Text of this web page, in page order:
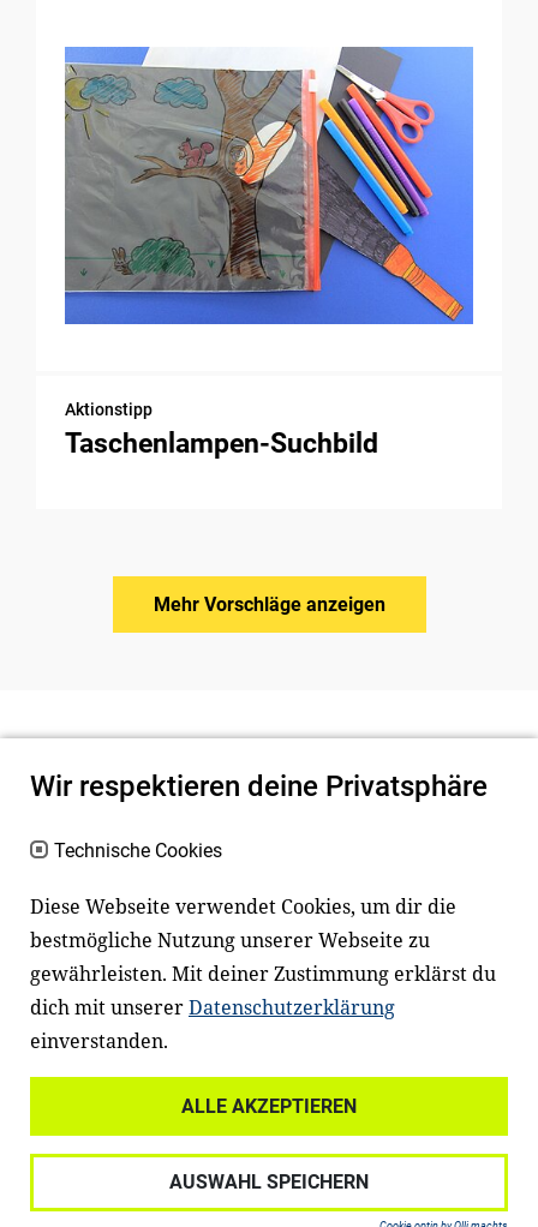
Aktionstipp
Taschenlampen-Suchbild
Mehr Vorschläge anzeigen
Newsletter Instagram
Facebook LinkedIn
Datenschutz
Haftungsausschluss
Impressum
Wir respektieren deine Privatsphäre
Technische Cookies
Diese Webseite verwendet Cookies, um dir die
bestmögliche Nutzung unserer Webseite zu
gewährleisten. Mit deiner Zustimmung erklärst du
dich mit unsererDatenschutzerklärung
einverstanden.
ALLE AKZEPTIEREN
AUSWAHL SPEICHERN